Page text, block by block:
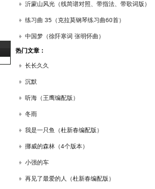
沂蒙山风光（线简谱对照、带指法、带歌词版）
练习曲 35（克拉莫钢琴练习曲60首）
中国梦（徐阡寒词 张明怀曲）
热门文章：
长长久久
沉默
听海（王鹰编配版）
冬雨
我是一只鱼（杜新春编配版）
挪威的森林（4个版本）
小强的车
再见了最爱的人（杜新春编配版）